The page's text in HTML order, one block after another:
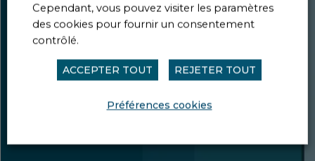
Cependant, vous pouvez visiter les paramètres
des cookies pour fournir un consentement
contrôlé.
ACCEPTER TOUT REJETER TOUT
Préférences cookies